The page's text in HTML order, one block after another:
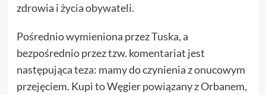
zdrowia i życia obywateli.
Pośrednio wymieniona przez Tuska, a
bezpośrednio przez tzw. komentariat jest
następująca teza: mamy do czynienia z onucowym
przejęciem. Kupi to Węgier powiązany z Orbanem,